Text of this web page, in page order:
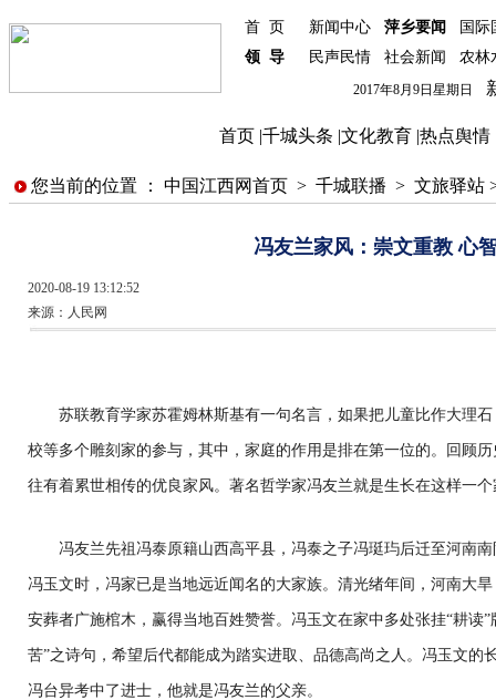
首 页 新闻中心 萍乡要闻 国际
领 导
民声民情 社会新闻 农林
2017年8月9日星期日
首页 |千城头条 |文化教育 |热点舆情
您当前的位置 ： 中国江西网首页 > 千城联播 > 文旅驿站
冯友兰家风：崇文重教 心
2020-08-19 13:12:52
来源： 人民网
苏联教育学家苏霍姆林斯基有一句名言，如果把儿童比作大理石
校等多个雕刻家的参与，其中，家庭的作用是排在第一位的。回顾
往有着累世相传的优良家风。著名哲学家冯友兰就是生长在这样一
冯友兰先祖冯泰原籍山西高平县，冯泰之子冯珽玙后迁至河南南
冯玉文时，冯家已是当地远近闻名的大家族。清光绪年间，河南大
安葬者广施棺木，赢得当地百姓赞誉。冯玉文在家中多处张挂“耕读
苦”之诗句，希望后代都能成为踏实进取、品德高尚之人。冯玉文的
冯台异考中了进士，他就是冯友兰的父亲。